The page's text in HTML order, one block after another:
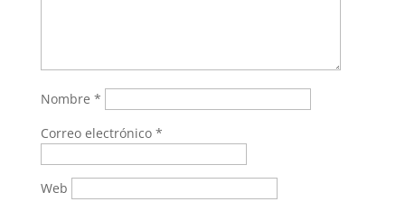
Nombre *
Correo electrónico *
Web